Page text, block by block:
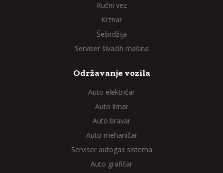
Ručni vez
Krznar
Šeširdžija
Serviser šivaćih mašina
Održavanje vozila
Auto električar
Auto limar
Auto bravar
Auto mehaničar
Serviser autogas sistema
Auto grafičar